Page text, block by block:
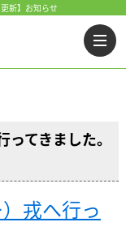
新】お知らせ
てきました。
戎へ行っ